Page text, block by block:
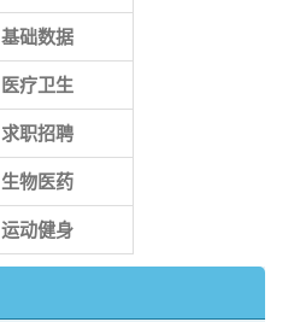
基础数据
医疗卫生
求职招聘
生物医药
运动健身